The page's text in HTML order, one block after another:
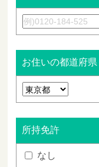
お住いの都道府県
所持免許
なし